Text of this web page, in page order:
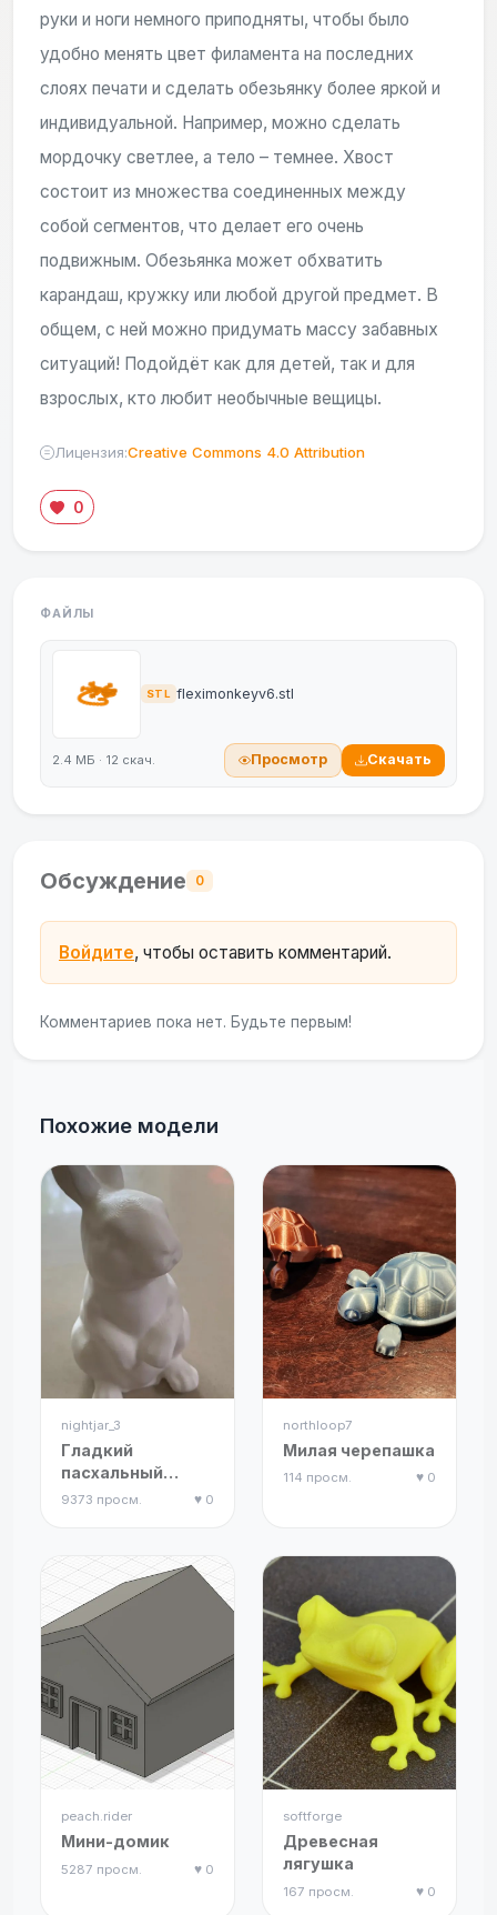
руки и ноги немного приподняты, чтобы было
удобно менять цвет филамента на последних
слоях печати и сделать обезьянку более яркой и
индивидуальной. Например, можно сделать
мордочку светлее, а тело – темнее. Хвост
состоит из множества соединенных между
собой сегментов, что делает его очень
подвижным. Обезьянка может обхватить
карандаш, кружку или любой другой предмет. В
общем, с ней можно придумать массу забавных
ситуаций! Подойдёт как для детей, так и для
взрослых, кто любит необычные вещицы.
Лицензия:Creative Commons 4.0 Attribution
0
ФАЙЛЫ
STL fleximonkeyv6.stl
2.4 МБ · 12 скач. Просмотр Скачать
Обсуждение 0
Войдите, чтобы оставить комментарий.
Комментариев пока нет. Будьте первым!
Похожие модели
nightjar_3
Гладкий
пасхальный
кролик
9373 просм. ♥ 0
northloop7
Милая черепашка
114 просм. ♥ 0
peach.rider
Мини-домик
5287 просм. ♥ 0
softforge
Древесная
лягушка
167 просм. ♥ 0